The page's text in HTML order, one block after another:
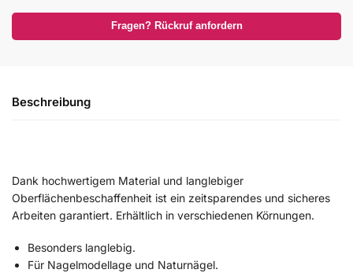
Fragen? Rückruf anfordern
Beschreibung
Dank hochwertigem Material und langlebiger
Oberflächenbeschaffenheit ist ein zeitsparendes und sicheres
Arbeiten garantiert. Erhältlich in verschiedenen Körnungen.
Besonders langlebig.
Für Nagelmodellage und Naturnägel.